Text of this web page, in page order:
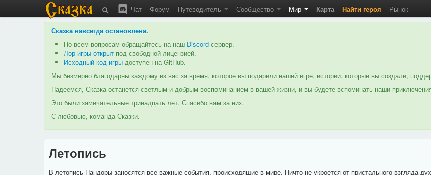
Чат Форум Путеводитель Сообщество Мир Карта Найти героя Рынок
Сказка навсегда остановлена.
По всем вопросам обращайтесь на наш Discord сервер.
Лор игры открыт под свободной лицензией.
Исходный код игры доступен на GitHub.
Мы безмерно благодарны каждому из вас за время, которое вы подарили нашей игре, истории, которые вы создали,
Надеемся, Сказка останется светлым и добрым воспоминанием в вашей жизни, и вы будете вспоминать наши
Это были замечательные тринадцать лет. Спасибо вам за них.
С любовью, команда Сказки.
Летопись
В летопись Пандоры заносятся все важные события, происходящие в мире. Ничто не укроется от пристального взгляда